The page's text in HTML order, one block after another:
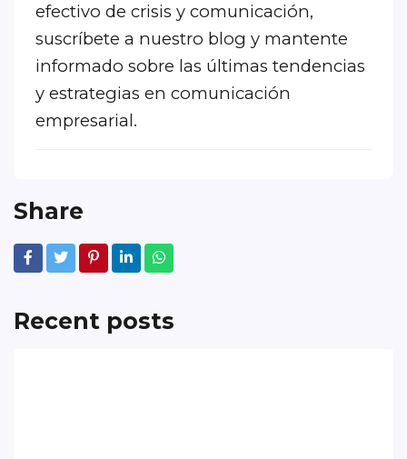
efectivo de crisis y comunicación,
suscríbete a nuestro blog y mantente
informado sobre las últimas tendencias
y estrategias en comunicación
empresarial.
Share
Recent posts